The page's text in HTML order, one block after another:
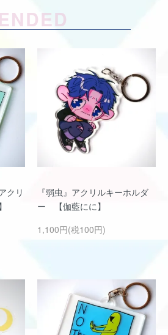
クリ
『弱虫』アクリルキーホルダ
ー 【伽藍にに】
1,100円(税100円)